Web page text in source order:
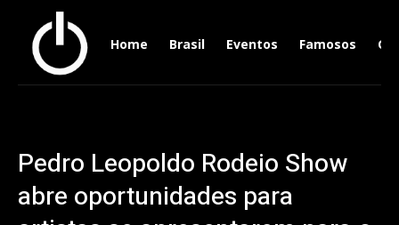
Home Brasil Eventos Famosos
Pedro Leopoldo Rodeio Show
abre oportunidades para